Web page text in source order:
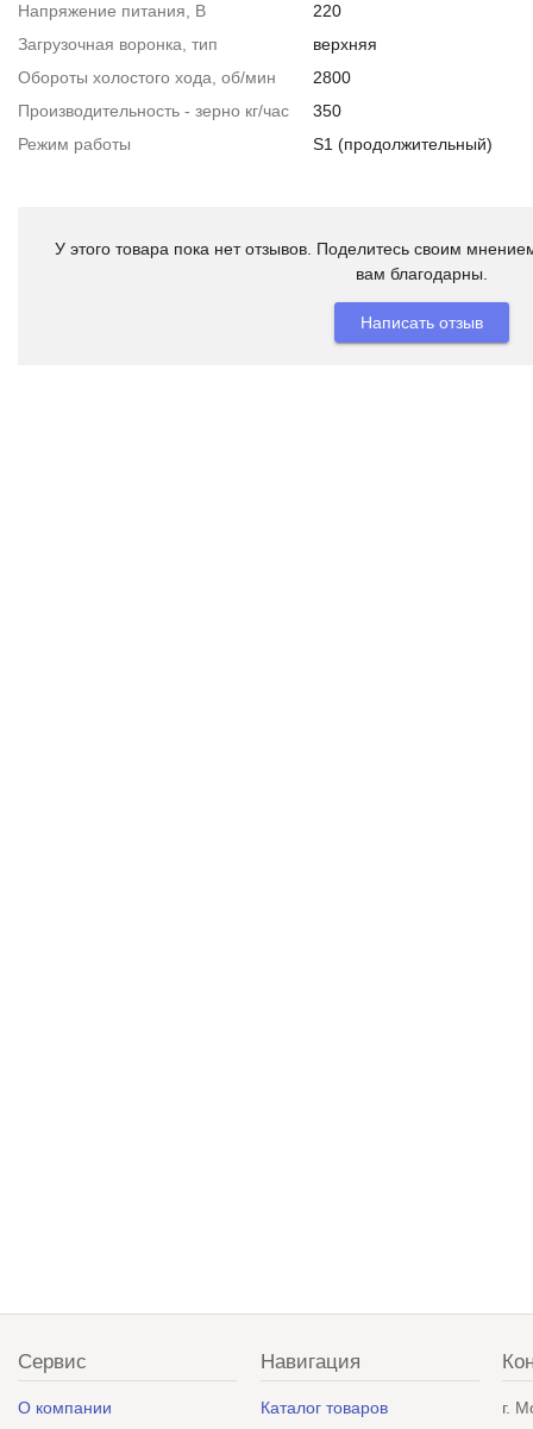
Напряжение питания, В
220
Загрузочная воронка, тип
верхняя
Обороты холостого хода, об/мин
2800
Производительность - зерно кг/час
350
Режим работы
S1 (продолжительный)
У этого товара пока нет отзывов. Поделитесь своим
вам благодарны.
Написать отзыв
Сервис
О компании
Навигация
Каталог товаров
г.